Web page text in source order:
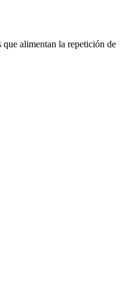
alimentan la repetición de